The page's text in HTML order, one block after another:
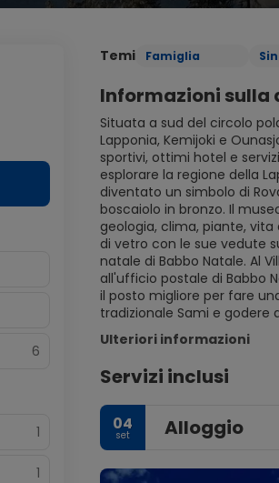
Temi Famiglia
Informazioni sulla
Situata a sud del circolo
Lapponia, Kemijoki e
sportivi, ottimi hotel e
esplorare la regione della
diventato un simbolo di
boscaiolo in bronzo. Il
geologia, clima, piante,
di vetro con le sue vedute
natale di Babbo Natale. Al
all'ufficio postale di Babbo
il posto migliore per fare
tradizionale Sami e godere
Ulteriori informazioni
Servizi inclusi
04
set Alloggio
6
1
1